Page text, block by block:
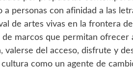
a personas con afinidad a las
de artes vivas en la frontera
marcos que permitan ofrecer
valerse del acceso, disfrute y
como un agente de